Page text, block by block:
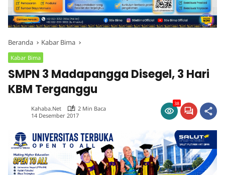
Beranda Kabar Bima
Kabar Bima
SMPN 3 Madapangga Disegel, 3 Hari
KBM Terganggu
Kahaba.net
2 Min Baca
14 Desember 2017
38